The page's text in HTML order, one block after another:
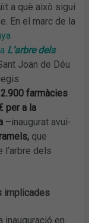
a què això sigui
En el marc de la
L’arbre dels
Joan de Déu
farmàcies
per a la
–inaugurat avui-
que
dels
implicades
inauguració en